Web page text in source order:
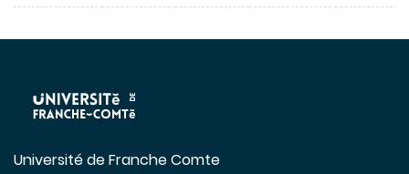
Université de Franche Comte